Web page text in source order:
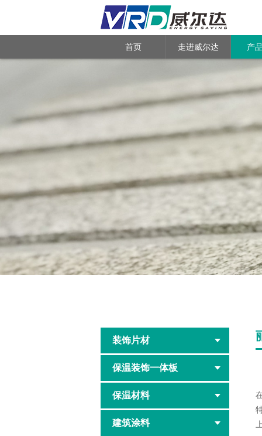
首页 走进威尔达 产
装饰片材
保温装饰一体板
保温材料
建筑涂料